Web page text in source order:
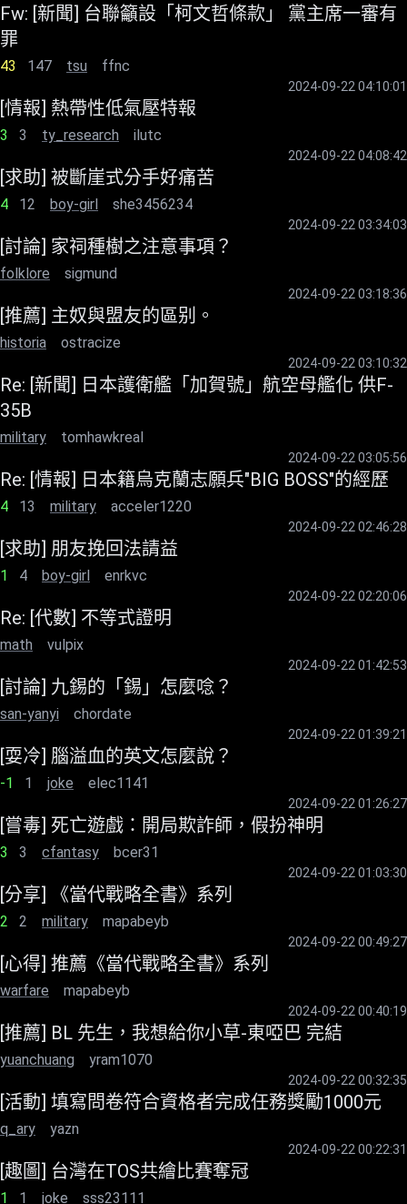
Fw: [新聞] 台聯籲設「柯文哲條款」 黨主席一審有
罪
43 147 tsu ffnc
2024-09-22 04:10:01
[情報] 熱帶性低氣壓特報
3 3 ty_research ilutc
2024-09-22 04:08:42
[求助] 被斷崖式分手好痛苦
4 12 boy-girl she3456234
2024-09-22 03:34:03
[討論] 家祠種樹之注意事項？
folklore sigmund
2024-09-22 03:18:36
[推薦] 主奴與盟友的區别。
historia ostracize
2024-09-22 03:10:32
Re: [新聞] 日本護衛艦「加賀號」航空母艦化 供F-
35B
military tomhawkreal
2024-09-22 03:05:56
Re: [情報] 日本籍烏克蘭志願兵"BIG BOSS"的經歷
4 13 military acceler1220
2024-09-22 02:46:28
[求助] 朋友挽回法請益
1 4 boy-girl enrkvc
2024-09-22 02:20:06
Re: [代數] 不等式證明
math vulpix
2024-09-22 01:42:53
[討論] 九錫的「錫」怎麼唸？
san-yanyi chordate
2024-09-22 01:39:21
[耍冷] 腦溢血的英文怎麼說？
-1 1 joke elec1141
2024-09-22 01:26:27
[嘗毒] 死亡遊戲：開局欺詐師，假扮神明
3 3 cfantasy bcer31
2024-09-22 01:03:30
[分享] 《當代戰略全書》系列
2 2 military mapabeyb
2024-09-22 00:49:27
[心得] 推薦《當代戰略全書》系列
warfare mapabeyb
2024-09-22 00:40:19
[推薦] BL 先生，我想給你小草-東啞巴 完結
yuanchuang yram1070
2024-09-22 00:32:35
[活動] 填寫問卷符合資格者完成任務獎勵1000元
q_ary yazn
2024-09-22 00:22:31
[趣圖] 台灣在TOS共繪比賽奪冠
1 1 joke sss23111